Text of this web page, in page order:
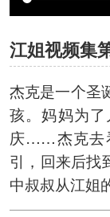
江姐视频集
杰克是一个圣
孩。妈妈为
庆……杰克去
引，回来后找
中叔叔从江姐